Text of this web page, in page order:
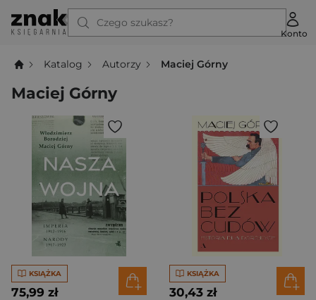
Czego szukasz?
Konto
Katalog Autorzy Maciej Górny
Maciej Górny
KSIĄŻKA
75,99 zł
KSIĄŻKA
30,43 zł